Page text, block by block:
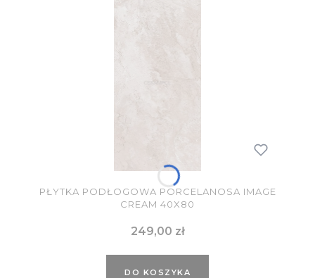
PŁYTKA PODŁOGOWA PORCELANOSA IMAGE
CREAM 40X80
Cena
249,00 zł
DO KOSZYKA